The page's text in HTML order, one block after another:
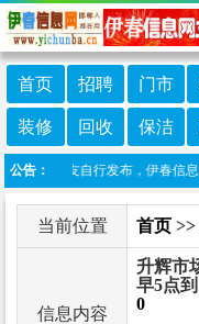
首页 招聘 门市
装修 回收 保洁
公告：
息由网友自行发布，伊春信息
当前位置 首页 >>
信息内容
升辉市
早5点
0